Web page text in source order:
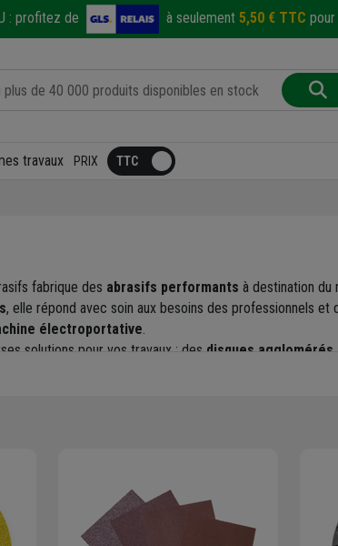
: profitez de à seulement 5,50 € TTC
travaux PRIX
fabrique des abrasifs performants à destination du
, elle répond avec soin aux besoins des professionnels et
électroportative
solutions pour vos travaux : des disques